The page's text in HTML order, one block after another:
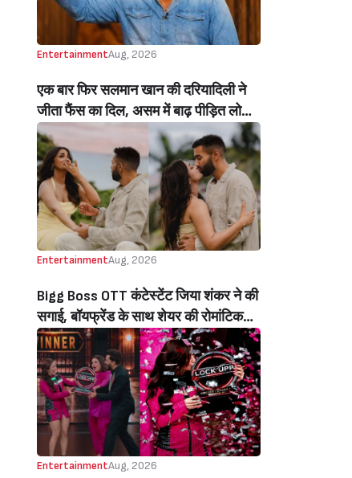
EntertainmentAug, 2026
एक बार फिर सलमान खान की दरियादिली ने
जीता फैंस का दिल, असम में बाढ़ पीड़ित लोगों
की मदद के लिए सलमान ने मिलाया NGO से
हाथ, बेघर लोगों के लिए बनवाएंगे 500 घर
(Salman Khan In Collaboration With
An NGO Will Builds Homes For 500
Flood Affected People In Assam)
EntertainmentAug, 2026
Bigg Boss OTT कंटेस्टेंट जिया शंकर ने की
सगाई, बॉयफ्रेंड के साथ शेयर की रोमांटिक
तस्वीरें, लिखा इमोशनल नोट (Jiya Shankar
Gets Engaged To Boyfriend Kaaran
Dhanak, Shares Dreamy Photos
From The Proposal, Writes
Emotional Note)
EntertainmentAug, 2026